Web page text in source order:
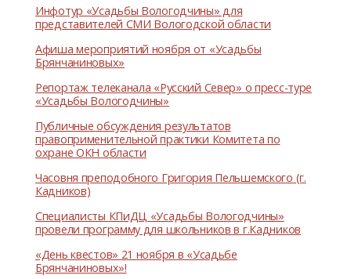
Инфотур «Усадьбы Вологодчины» для
представителей СМИ Вологодской области
Афиша мероприятий ноября от «Усадьбы
Брянчаниновых»
Репортаж телеканала «Русский Север» о пресс-туре
«Усадьбы Вологодчины»
Публичные обсуждения результатов
правоприменительной практики Комитета по
охране ОКН области
Часовня преподобного Григория Пельшемского (г.
Кадников)
Специалисты КПиДЦ «Усадьбы Вологодчины»
провели программу для школьников в г.Кадников
«День квестов» 21 ноября в «Усадьбе
Брянчаниновых»!